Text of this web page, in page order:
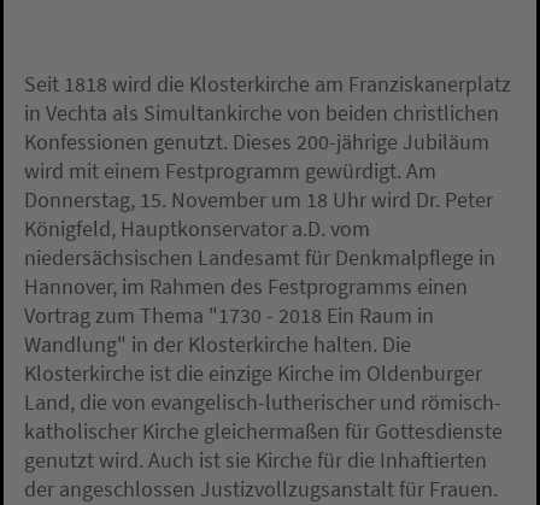
Seit 1818 wird die Klosterkirche am Franziskanerplatz
in Vechta als Simultankirche von beiden christlichen
Konfessionen genutzt. Dieses 200-jährige Jubiläum
wird mit einem Festprogramm gewürdigt. Am
Donnerstag, 15. November um 18 Uhr wird Dr. Peter
Königfeld, Hauptkonservator a.D. vom
niedersächsischen Landesamt für Denkmalpflege in
Hannover, im Rahmen des Festprogramms einen
Vortrag zum Thema "1730 - 2018 Ein Raum in
Wandlung" in der Klosterkirche halten. Die
Klosterkirche ist die einzige Kirche im Oldenburger
Land, die von evangelisch-lutherischer und römisch-
katholischer Kirche gleichermaßen für Gottesdienste
genutzt wird. Auch ist sie Kirche für die Inhaftierten
der angeschlossen Justizvollzugsanstalt für Frauen.